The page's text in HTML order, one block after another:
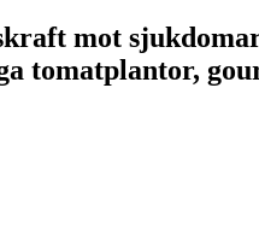
mot
tomatplantor,